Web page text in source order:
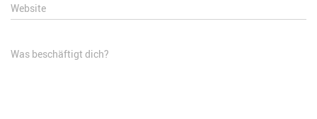
Website
Was beschäftigt dich?